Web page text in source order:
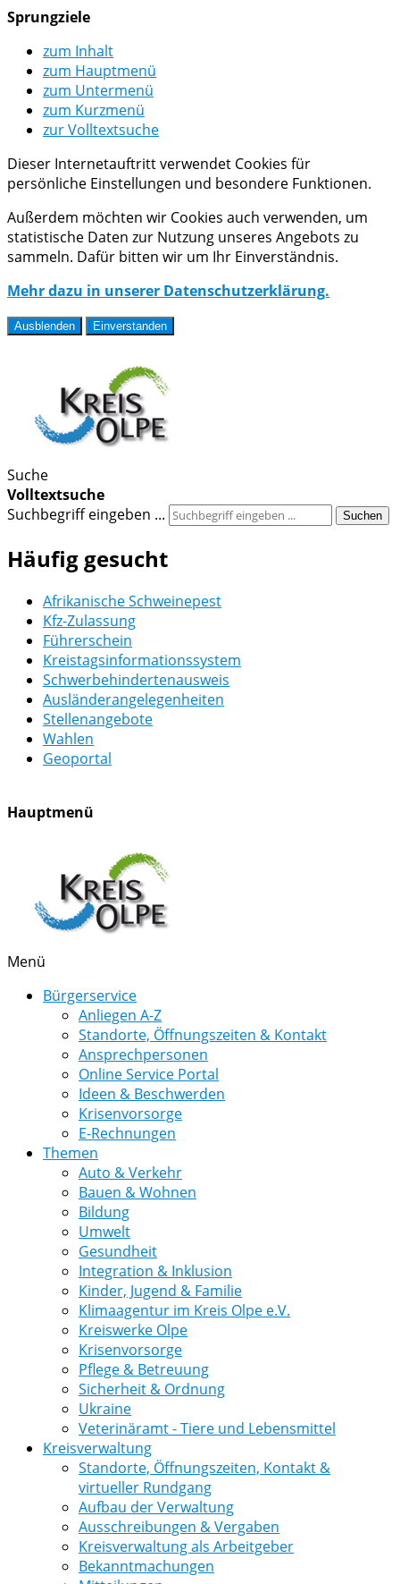
Sprungziele
zum Inhalt
zum Hauptmenü
zum Untermenü
zum Kurzmenü
zur Volltextsuche
Dieser Internetauftritt verwendet Cookies für
persönliche Einstellungen und besondere Funktionen.
Außerdem möchten wir Cookies auch verwenden, um
statistische Daten zur Nutzung unseres Angebots zu
sammeln. Dafür bitten wir um Ihr Einverständnis.
Mehr dazu in unserer Datenschutzerklärung.
Ausblenden Einverstanden
Suche
Volltextsuche
Suchbegriff eingeben ...
Suchen
Häufig gesucht
Afrikanische Schweinepest
Kfz-Zulassung
Führerschein
Kreistagsinformationssystem
Schwerbehindertenausweis
Ausländerangelegenheiten
Stellenangebote
Wahlen
Geoportal
Hauptmenü
Menü
Bürgerservice
Anliegen A-Z
Standorte, Öffnungszeiten & Kontakt
Ansprechpersonen
Online Service Portal
Ideen & Beschwerden
Krisenvorsorge
E-Rechnungen
Themen
Auto & Verkehr
Bauen & Wohnen
Bildung
Umwelt
Gesundheit
Integration & Inklusion
Kinder, Jugend & Familie
Klimaagentur im Kreis Olpe e.V.
Kreiswerke Olpe
Krisenvorsorge
Pflege & Betreuung
Sicherheit & Ordnung
Ukraine
Veterinäramt - Tiere und Lebensmittel
Kreisverwaltung
Standorte, Öffnungszeiten, Kontakt &
virtueller Rundgang
Aufbau der Verwaltung
Ausschreibungen & Vergaben
Kreisverwaltung als Arbeitgeber
Bekanntmachungen